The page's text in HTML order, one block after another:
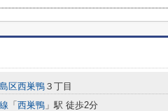
区西巣鴨 ３丁目
「 西巣鴨 」駅 徒歩2分